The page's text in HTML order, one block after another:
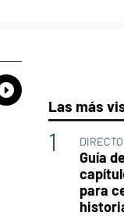
Whatsapp
Compartir
Las más
Guía
para